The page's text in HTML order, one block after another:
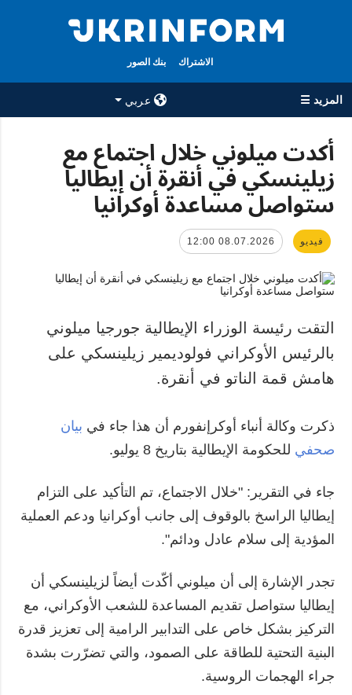
الاشتراك بنك الصور
المزيد ☰
عربي
جميع الأقسام
حرب
اقتصاد
تعافي أوكرانيا
مجتمع
الدفاع
رياضة
الوكالة
معلومات عن
الوكالة
وحماية البيانات
المزيد
مقابلات
الصور
بنك الصور
أكدت ميلوني خلال اجتماع مع
زيلينسكي في أنقرة أن إيطاليا
ستواصل مساعدة أوكرانيا
فيديو 08.07.2026 12:00
التقت رئيسة الوزراء الإيطالية جورجيا ميلوني
بالرئيس الأوكراني فولوديمير زيلينسكي على
هامش قمة الناتو في أنقرة.
ذكرت وكالة أنباء أوكرإنفورم أن هذا جاء في بيان
صحفي للحكومة الإيطالية بتاريخ 8 يوليو.
جاء في التقرير: "خلال الاجتماع، تم التأكيد على التزام
إيطاليا الراسخ بالوقوف إلى جانب أوكرانيا ودعم العملية
المؤدية إلى سلام عادل ودائم".
تجدر الإشارة إلى أن ميلوني أكّدت أيضاً لزيلينسكي أن
إيطاليا ستواصل تقديم المساعدة للشعب الأوكراني، مع
التركيز بشكل خاص على التدابير الرامية إلى تعزيز قدرة
البنية التحتية للطاقة على الصمود، والتي تضرّرت بشدة
جراء الهجمات الروسية.